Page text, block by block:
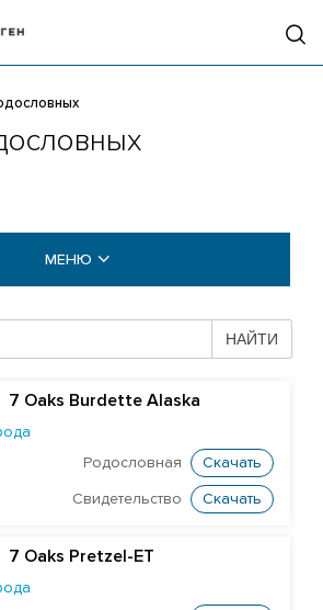
МЕНЮ
порода
пестрая порода
НАЙТИ
7 Oaks Burdette Alaska
Родословная
Скачать
Свидетельство Скачать
| 7 Oaks Pretzel-ET